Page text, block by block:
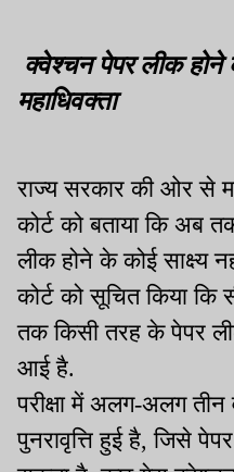
क्वेश्चन पेपर लीक होने
महाधिवक्ता
राज्य सरकार की ओर से
कोर्ट को बताया कि अब
लीक होने के कोई साक्ष्य
कोर्ट को सूचित किया
तक किसी तरह के पेपर
आई है.
परीक्षा में अलग-अलग तीन
पुनरावृत्ति हुई है, जिसे